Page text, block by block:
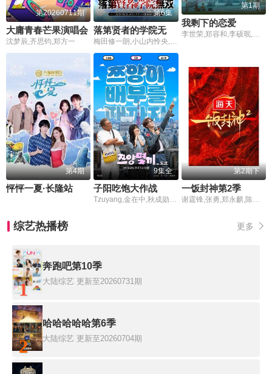
第20260711期
大庸青春芒果演唱会
沈梦辰,齐思钧,郑方一
第6集
落第贤者的学院无双第二回转生
梅田修一朗,小山内怜央,白石晴香,加藤英美里,平川大辅,东地宏树,福原绫香
第1期
我剩下的恋爱
第4期
怦怦一夏·长隆站
9集全
子阳吃饱大作战
Tzuyang,金在中,秋成勋,朴明秀,郑俊河,崔洪万,金光奎
第2期下
一饭封神第2季
谢霆锋,张勇,郑永麒,陈晓卿,李诞
综艺热播榜 更多
1
奔跑吧第10季
大陆综艺 更新至20260731期
2
哈哈哈哈哈第6季
大陆综艺 更新至20260704期